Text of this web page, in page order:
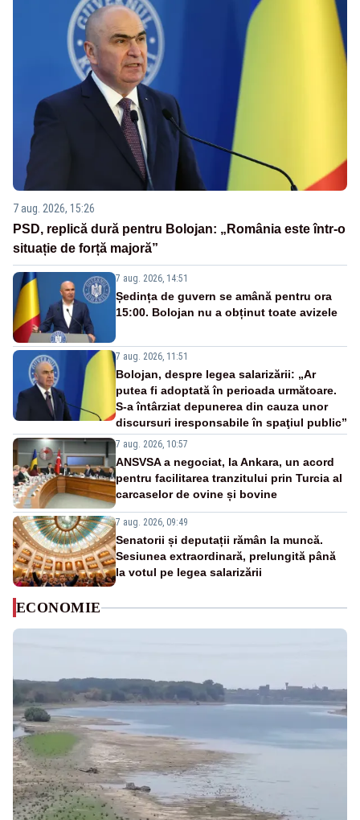
7 aug. 2026, 15:26
PSD, replică dură pentru Bolojan: „România este într-o
situație de forță majoră”
7 aug. 2026, 14:51
Ședința de guvern se amână pentru ora
15:00. Bolojan nu a obținut toate avizele
7 aug. 2026, 11:51
Bolojan, despre legea salarizării: „Ar
putea fi adoptată în perioada următoare.
S-a întârziat depunerea din cauza unor
discursuri iresponsabile în spaţiul public”
7 aug. 2026, 10:57
ANSVSA a negociat, la Ankara, un acord
pentru facilitarea tranzitului prin Turcia al
carcaselor de ovine și bovine
7 aug. 2026, 09:49
Senatorii și deputații rămân la muncă.
Sesiunea extraordinară, prelungită până
la votul pe legea salarizării
ECONOMIE